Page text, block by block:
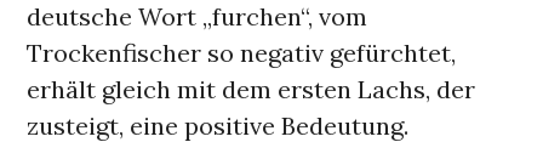
deutsche Wort „furchen“, vom
Trockenfischer so negativ gefürchtet,
erhält gleich mit dem ersten Lachs, der
zusteigt, eine positive Bedeutung.